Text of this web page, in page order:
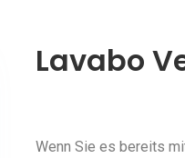
Lavabo
Wenn Sie es bereits